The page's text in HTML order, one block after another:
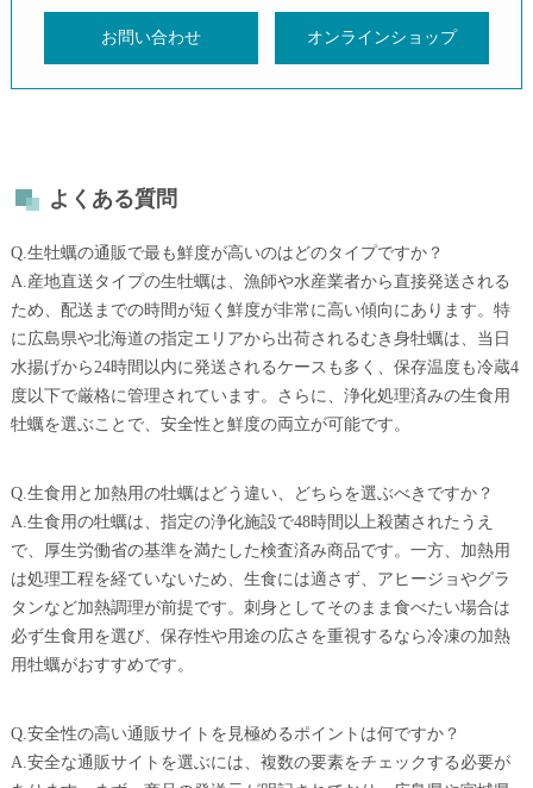
お問い合わせ オンラインショップ
よくある質問
Q.生牡蠣の通販で最も鮮度が高いのはどのタイプですか？
A.産地直送タイプの生牡蠣は、漁師や水産業者から直接発送される
ため、配送までの時間が短く鮮度が非常に高い傾向にあります。特
に広島県や北海道の指定エリアから出荷されるむき身牡蠣は、当日
水揚げから24時間以内に発送されるケースも多く、保存温度も冷蔵4
度以下で厳格に管理されています。さらに、浄化処理済みの生食用
牡蠣を選ぶことで、安全性と鮮度の両立が可能です。
Q.生食用と加熱用の牡蠣はどう違い、どちらを選ぶべきですか？
A.生食用の牡蠣は、指定の浄化施設で48時間以上殺菌されたうえ
で、厚生労働省の基準を満たした検査済み商品です。一方、加熱用
は処理工程を経ていないため、生食には適さず、アヒージョやグラ
タンなど加熱調理が前提です。刺身としてそのまま食べたい場合は
必ず生食用を選び、保存性や用途の広さを重視するなら冷凍の加熱
用牡蠣がおすすめです。
Q.安全性の高い通販サイトを見極めるポイントは何ですか？
A.安全な通販サイトを選ぶには、複数の要素をチェックする必要が